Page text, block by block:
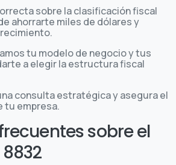
sobre la clasificación fiscal
ahorrarte miles de dólares y
tu modelo de negocio y tus
a elegir la estructura fiscal
consulta estratégica y asegura el
tu empresa.
sobre el